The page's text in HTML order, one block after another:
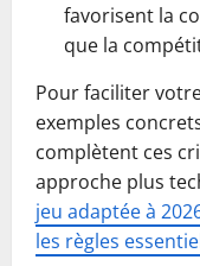
favorisent la
que la
Pour faciliter
exemples
complètent ces
approche plus
jeu adaptée à
les règles